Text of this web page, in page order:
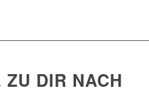
ZU DIR NACH